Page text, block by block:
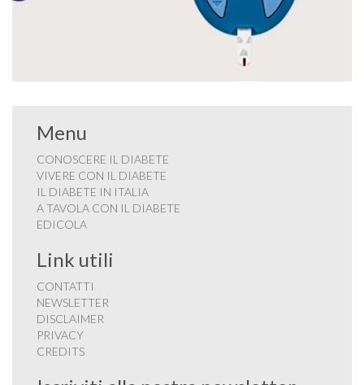
Menu
CONOSCERE IL DIABETE
VIVERE CON IL DIABETE
IL DIABETE IN ITALIA
A TAVOLA CON IL DIABETE
EDICOLA
Link utili
CONTATTI
NEWSLETTER
DISCLAIMER
PRIVACY
CREDITS